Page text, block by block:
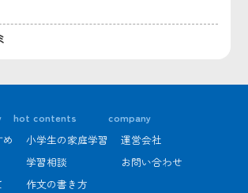
hot contents
小学生の家庭学習
学習相談
作文の書き方
company
運営会社
お問い合わせ